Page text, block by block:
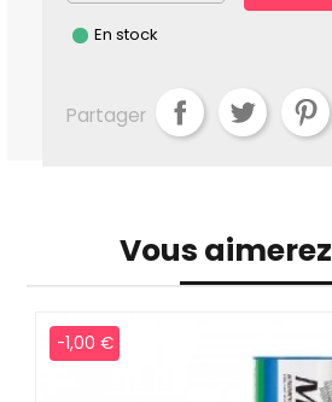
En stock
Partager
Vous
-1,00 €